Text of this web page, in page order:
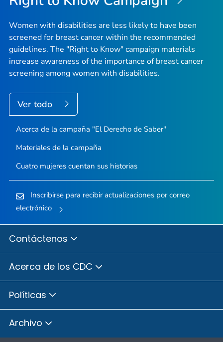
Women with disabilities are less likely to have been
screened for breast cancer within the recommended
guidelines. The "Right to Know" campaign materials
increase awareness of the importance of breast cancer
screening among women with disabilities.
Ver todo
Acerca de la campaña "El Derecho de Saber"
Materiales de la campaña
Cuatro mujeres cuentan sus historias
Inscribirse para recibir actualizaciones por correo
electrónico
Contáctenos
Acerca de los CDC
Políticas
Archivo